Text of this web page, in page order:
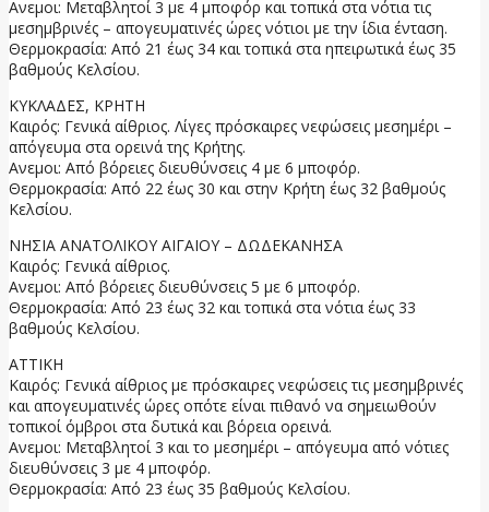
Ανεμοι: Μεταβλητοί 3 με 4 μποφόρ και τοπικά στα νότια τις
μεσημβρινές – απογευματινές ώρες νότιοι με την ίδια ένταση.
Θερμοκρασία: Από 21 έως 34 και τοπικά στα ηπειρωτικά έως 35
βαθμούς Κελσίου.
ΚΥΚΛΑΔΕΣ, ΚΡΗΤΗ
Καιρός: Γενικά αίθριος. Λίγες πρόσκαιρες νεφώσεις μεσημέρι –
απόγευμα στα ορεινά της Κρήτης.
Ανεμοι: Από βόρειες διευθύνσεις 4 με 6 μποφόρ.
Θερμοκρασία: Από 22 έως 30 και στην Κρήτη έως 32 βαθμούς
Κελσίου.
ΝΗΣΙΑ ΑΝΑΤΟΛΙΚΟΥ ΑΙΓΑΙΟΥ – ΔΩΔΕΚΑΝΗΣΑ
Καιρός: Γενικά αίθριος.
Ανεμοι: Από βόρειες διευθύνσεις 5 με 6 μποφόρ.
Θερμοκρασία: Από 23 έως 32 και τοπικά στα νότια έως 33
βαθμούς Κελσίου.
ΑΤΤΙΚΗ
Καιρός: Γενικά αίθριος με πρόσκαιρες νεφώσεις τις μεσημβρινές
και απογευματινές ώρες οπότε είναι πιθανό να σημειωθούν
τοπικοί όμβροι στα δυτικά και βόρεια ορεινά.
Ανεμοι: Μεταβλητοί 3 και το μεσημέρι – απόγευμα από νότιες
διευθύνσεις 3 με 4 μποφόρ.
Θερμοκρασία: Από 23 έως 35 βαθμούς Κελσίου.